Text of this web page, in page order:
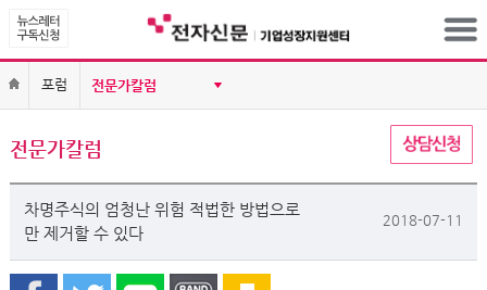
포럼
전문가칼럼
차명주식의 엄청난 위험 적법한 방법으로
만 제거할 수 있다
2018-07-11